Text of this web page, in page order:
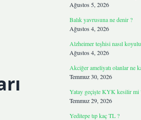
Ağustos 5, 2026
Balık yavrusuna ne denir ?
Ağustos 4, 2026
Alzheimer teşhisi nasıl
Ağustos 4, 2026
Akciğer ameliyatı olanlar ne
Temmuz 30, 2026
Yatay geçişte KYK kesilir mi
Temmuz 29, 2026
Yeditepe tıp kaç TL ?